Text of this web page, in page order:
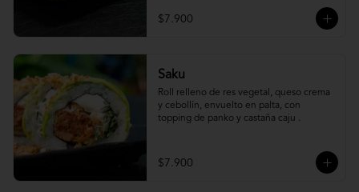
$7.900
Saku
Roll relleno de res vegetal, queso crema
y cebollín, envuelto en palta, con
topping de panko y castaña caju .
$7.900